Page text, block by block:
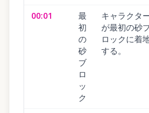
00:01
最
初
の
砂
ブ
ロ
ッ
ク
キャラクタ
が最初の砂
ロックに着
する。